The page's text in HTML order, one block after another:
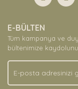
Ürün
Ürün
Ürün fiyatı
Bu ürüne
E-BÜLTEN
Tüm kampanya ve
bültenimize